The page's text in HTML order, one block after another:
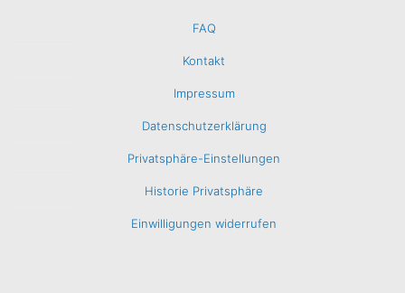
FAQ
Kontakt
Impressum
Datenschutzerklärung
Privatsphäre-Einstellungen
Historie Privatsphäre
Einwilligungen widerrufen